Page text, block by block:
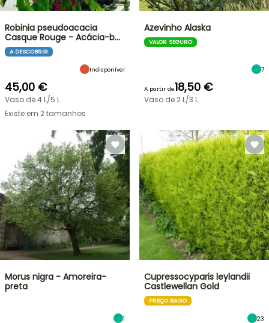
Robinia pseudoacacia
Casque Rouge - Acácia-b…
A DESCOBRIR
Indisponível
45,00 €
Vaso de 4 L/5 L
Existe em 2 tamanhos
Azevinho Alaska
VALOR SEGURO
7
A partir de18,50 €
Vaso de 2 L/3 L
Morus nigra - Amoreira-
preta
1
Cupressocyparis leylandii
Castlewellan Gold
PREÇO BAIXO
23